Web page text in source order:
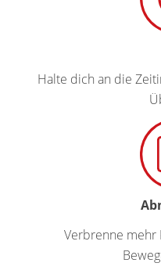
Halte dich an die
Verbrenne mehr